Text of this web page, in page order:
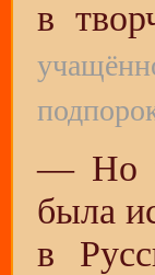
в
— Но
была
в